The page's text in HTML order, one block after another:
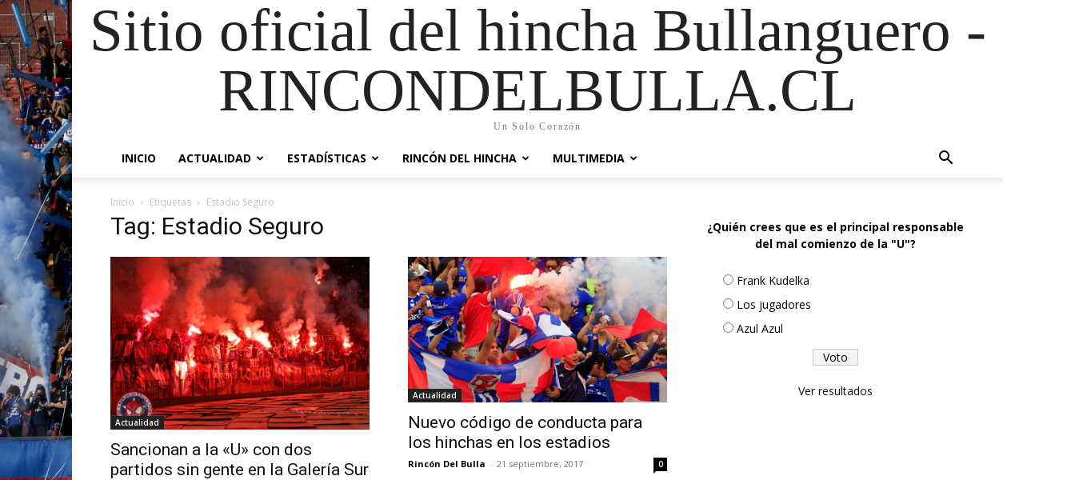
Sitio oficial del hincha Bullanguero -
RINCONDELBULLA.CL
Un Solo Corazón
INICIO ACTUALIDAD ESTADÍSTICAS RINCÓN DEL HINCHA MULTIMEDIA
Inicio Etiquetas Estadio Seguro
Tag: Estadio Seguro
Actualidad
Sancionan a la «U» con dos
partidos sin gente en la Galería Sur
Actualidad
Nuevo código de conducta para
los hinchas en los estadios
Rincón Del Bulla - 21 septiembre, 2017 0
¿Quién crees que es el principal responsable
del mal comienzo de la "U"?
Frank Kudelka
Los jugadores
Azul Azul
Ver resultados